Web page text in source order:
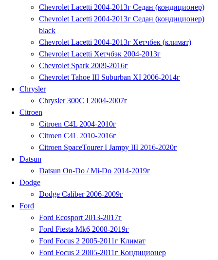
Chevrolet Lacetti 2004-2013г Седан (кондиционер)
Chevrolet Lacetti 2004-2013г Седан (кондиционер)
black
Chevrolet Lacetti 2004-2013г Хетчбек (климат)
Chevrolet Lacetti Хетчбэк 2004-2013г
Chevrolet Spark 2009-2016г
Chevrolet Tahoe III Suburban XI 2006-2014г
Chrysler
Chrysler 300C I 2004-2007г
Citroen
Citroen C4L 2004-2010г
Citroen C4L 2010-2016г
Citroen SpaceTourer I Jampy III 2016-2020г
Datsun
Datsun On-Do / Mi-Do 2014-2019г
Dodge
Dodge Caliber 2006-2009г
Ford
Ford Ecosport 2013-2017г
Ford Fiesta Mk6 2008-2019г
Ford Focus 2 2005-2011г Климат
Ford Focus 2 2005-2011г Кондиционер